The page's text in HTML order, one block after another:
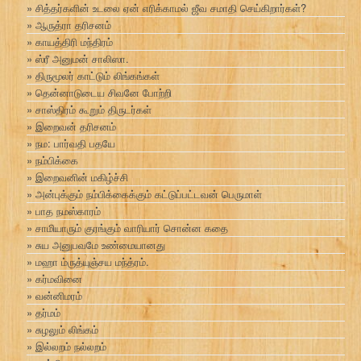
சித்தர்களின் உடலை ஏன் எரிக்காமல் ஜீவ சமாதி செய்கிறார்கள்?
ஆருத்ரா தரிசனம்
காயத்திரி மந்திரம்
ஸ்ரீ அனுமன் சாலிஸா.
திருமூலர் காட்டும் லிங்கங்கள்
தென்னாடுடைய சிவனே போற்றி
சாஸ்திரம் கூறும் திருடர்கள்
இறைவன் தரிசனம்
நம: பார்வதி பதயே
நம்பிக்கை
இறைவனின் மகிழ்ச்சி
அன்புக்கும் நம்பிக்கைக்கும் கட்டுப்பட்டவன் பெருமாள்
பாத நமஸ்காரம்
சாமியாரும் குரங்கும் வாரியார் சொன்ன கதை
சுய அனுபவமே உண்மையானது
மஹா ம்ருத்யுஞ்சய மந்த்ரம்.
கர்மவினை
வன்னிமரம்
தர்மம்
சுழலும் லிங்கம்
இல்லறம் நல்லறம்